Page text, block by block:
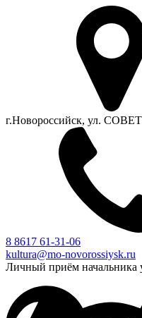
г.Новороссийск, ул.
8 8617 61-31-06
kultura@mo-novorossiysk.ru
Личный приём начальника